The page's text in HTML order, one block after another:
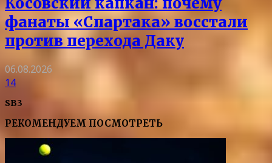
фанаты «Спартака» восстали
против перехода Даку
06.08.2026
14
SB3
РЕКОМЕНДУЕМ ПОСМОТРЕТЬ